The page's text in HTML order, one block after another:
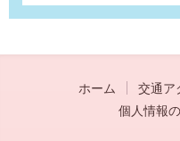
ホーム 交通ア
個人情報